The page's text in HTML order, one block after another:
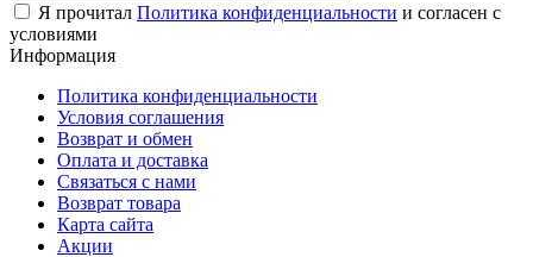
Я прочитал Политика конфиденциальности и согласен с
условиями
Информация
Политика конфиденциальности
Условия соглашения
Возврат и обмен
Оплата и доставка
Связаться с нами
Возврат товара
Карта сайта
Акции